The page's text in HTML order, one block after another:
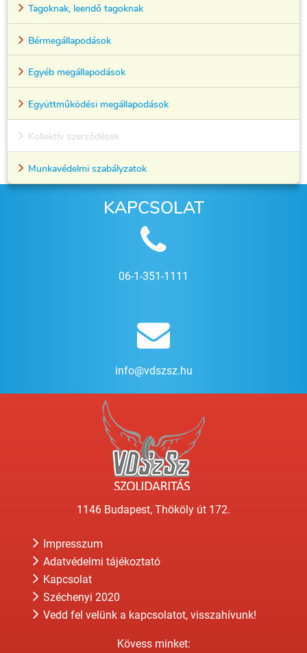
Tagoknak, leendő tagoknak
Bérmegállapodások
Egyéb megállapodások
Együttműködési megállapodások
Kollektív szerződések
Munkavédelmi szabályzatok
KAPCSOLAT
06-1-351-1111
info@vdszsz.hu
1146 Budapest, Thököly út 172.
Impresszum
Adatvédelmi tájékoztató
Kapcsolat
Széchenyi 2020
Vedd fel velünk a kapcsolatot, visszahívunk!
Kövess minket: